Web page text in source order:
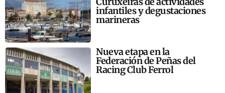
infantiles y degustaciones
marineras
Nueva etapa en la
Federación de Peñas del
Racing Club Ferrol